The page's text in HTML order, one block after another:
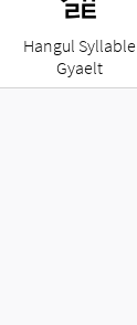
Hangul Syllable
Gyaelt